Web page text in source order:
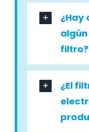
¿Hay
filtro?
¿El